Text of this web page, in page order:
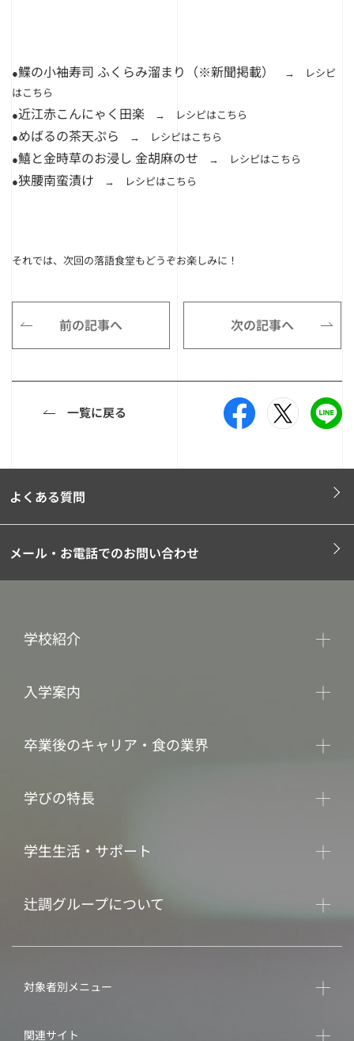
●鰈の小袖寿司 ふくらみ溜まり（※新聞掲載）
→ レシピ
はこちら
●近江赤こんにゃく田楽 → レシピはこちら
●めばるの茶天ぷら → レシピはこちら
●鱚と金時草のお浸し 金胡麻のせ → レシピはこちら
●狭腰南蛮漬け → レシピはこちら
それでは、次回の落語食堂もどうぞお楽しみに！
前の記事へ 次の記事へ
一覧に戻る
よくある質問
メール・お電話でのお問い合わせ
学校紹介
入学案内
卒業後のキャリア・食の業界
学びの特長
学生生活・サポート
辻調グループについて
対象者別メニュー
関連サイト